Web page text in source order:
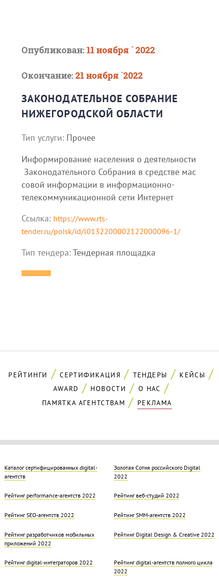
Опубликован:11 ноября ` 2022
Окончание:21 ноября `2022
ЗАКОНОДАТЕЛЬНОЕ СОБРАНИЕ
НИЖЕГОРОДСКОЙ ОБЛАСТИ
Тип услуги: Прочее
Информирование населения о деятельности
Законодательного Собрания в средстве мас
совой информации в информационно-
телекоммуникационной сети Интернет
Ссылка: https://www.rts-
tender.ru/poisk/id/l0132200002122000096-1/
Тип тендера:Тендерная площадка
РЕЙТИНГИ СЕРТИФИКАЦИЯ ТЕНДЕРЫ
КЕЙСЫ
AWARD
НОВОСТИ
О НАС
ПАМЯТКА АГЕНТСТВАМ
РЕКЛАМА
Каталог сертифицированных digital-
агентств
Золотая Cотня российского Digital
2022
Рейтинг performance-агентств 2022 Рейтинг веб-студий 2022
Рейтинг SEO-агентств 2022 Рейтинг SMM-агентств 2022
Рейтинг разработчиков мобильных
приложений 2022
Рейтинг Digital Design & Creative 2022
Рейтинг digital-интеграторов 2022
Рейтинг digital-агентств полного цикла
2022